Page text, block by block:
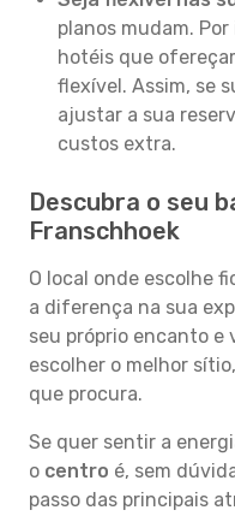
planos mudam.
hotéis que
flexível. Assim, se
ajustar a sua
custos extra.
Descubra o seu
Franschhoek
O local onde escolhe
a diferença na sua
seu próprio encanto e
escolher o melhor
que procura.
Se quer sentir a
o centro é, sem
passo das principais